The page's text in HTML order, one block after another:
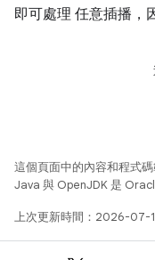
即可處理 任意插播，
這個頁面中的內容和程式
Java 與 OpenJDK 是
上次更新時間：2026-07-